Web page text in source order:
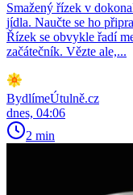
Smažený řízek v
jídla. Naučte se ho
Řízek se obvykle řadí
začátečník. Vězte ale,...
BydlímeÚtulně.cz
dnes, 04:06
2 min